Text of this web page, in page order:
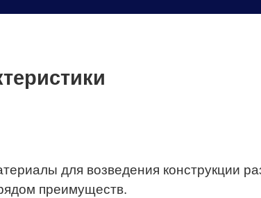
для возведения конструкции
преимуществ.